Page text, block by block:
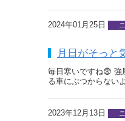
2024年01月25日
月日がそっと
毎日寒いですね😨 強
る車にぶつからない
2023年12月13日